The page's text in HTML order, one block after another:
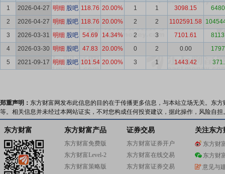
1
2026-04-27 明细 股吧 118.76 20.00% 1 1 3098.15
2
2026-04-27 明细 股吧 118.76 20.00% 2 2 1102591.58
3
2026-03-31 明细 股吧 54.69 14.34% 2 3 7101.61
4
2026-03-30 明细 股吧 47.83 20.00% 0 2 0.00
5
2021-09-17 明细 股吧 101.54 20.00% 3 1 1443.42
郑重声明： 东方财富网发布此信息的目的在于传播更多信息，与本站立场无关。东
等。相关信息并未经过本网站证实，不对您构成任何投资建议，据此操作，风险自担